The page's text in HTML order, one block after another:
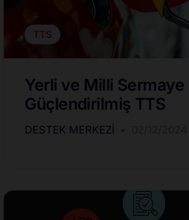
TTS
Yerli ve Milli Sermaye
Güçlendirilmiş TTS
DESTEK MERKEZI